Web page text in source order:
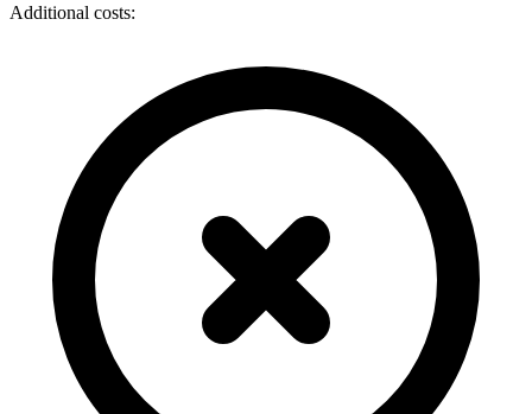
Additional costs: